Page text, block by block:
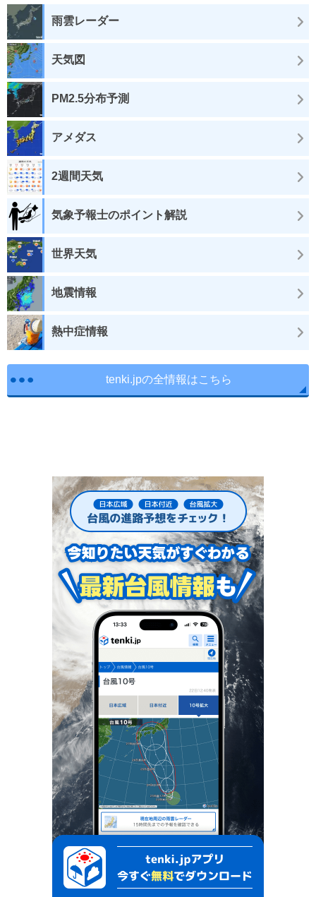
雨雲レーダー
天気図
PM2.5分布予測
アメダス
2週間天気
気象予報士のポイント解説
世界天気
地震情報
熱中症情報
tenki.jpの全情報はこちら